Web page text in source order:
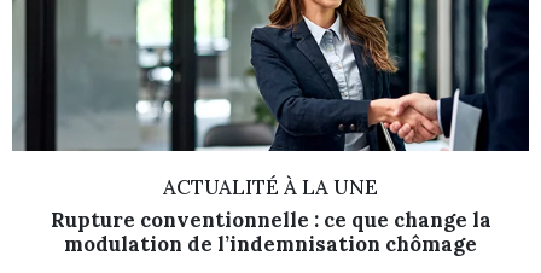
ACTUALITÉ À LA UNE
Rupture conventionnelle : ce que change la
modulation de l’indemnisation chômage